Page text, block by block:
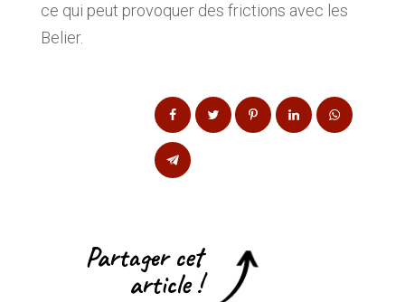
ce qui peut provoquer des frictions avec les
Belier.
Partager cet
article !